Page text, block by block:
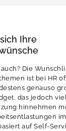
Ihre
Die
ist bei HR
genauso
das jedoch
hinnehmen
auf Self-